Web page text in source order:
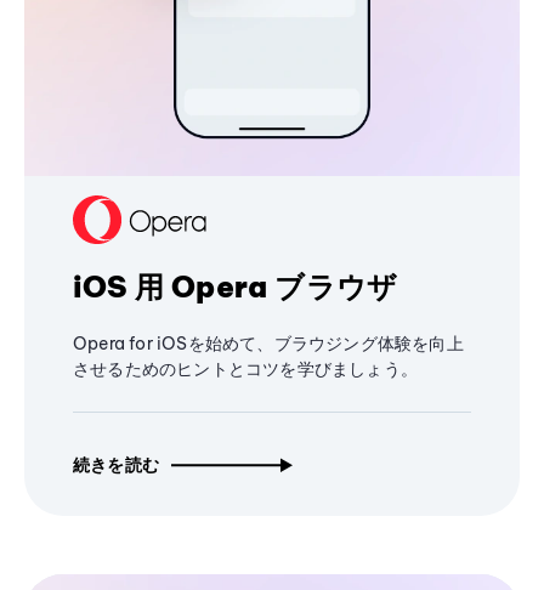
iOS 用 Opera ブラウザ
Opera for iOSを始めて、ブラウジング体験を向上
させるためのヒントとコツを学びましょう。
続きを読む